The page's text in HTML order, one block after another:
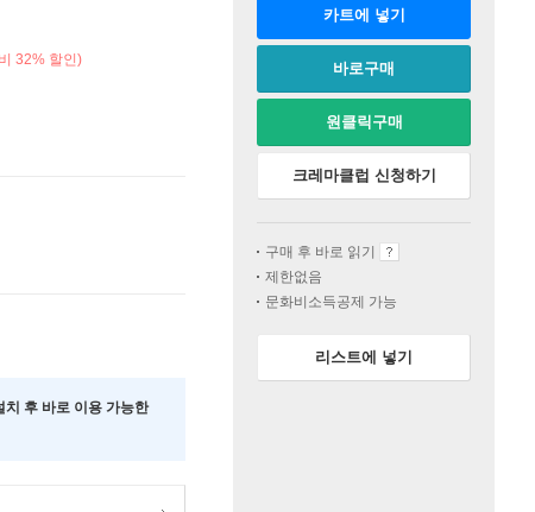
32% 할인)
후 바로 이용 가능한
카트에 넣기
바로구매
원클릭구매
크레마클럽 신청하기
구매 후 바로 읽기
제한없음
문화비소득공제 가능
리스트에 넣기